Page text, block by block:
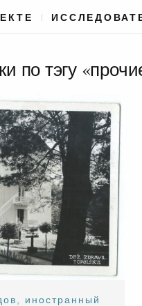
по тэгу
иностранный